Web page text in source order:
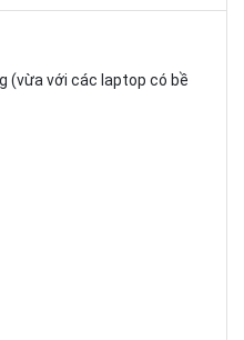
(vừa với các laptop có bề